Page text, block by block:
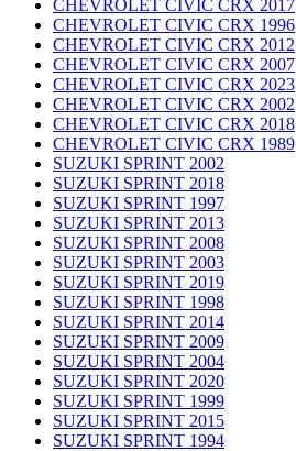
CHEVROLET CIVIC CRX 2017
CHEVROLET CIVIC CRX 1996
CHEVROLET CIVIC CRX 2012
CHEVROLET CIVIC CRX 2007
CHEVROLET CIVIC CRX 2023
CHEVROLET CIVIC CRX 2002
CHEVROLET CIVIC CRX 2018
CHEVROLET CIVIC CRX 1989
SUZUKI SPRINT 2002
SUZUKI SPRINT 2018
SUZUKI SPRINT 1997
SUZUKI SPRINT 2013
SUZUKI SPRINT 2008
SUZUKI SPRINT 2003
SUZUKI SPRINT 2019
SUZUKI SPRINT 1998
SUZUKI SPRINT 2014
SUZUKI SPRINT 2009
SUZUKI SPRINT 2004
SUZUKI SPRINT 2020
SUZUKI SPRINT 1999
SUZUKI SPRINT 2015
SUZUKI SPRINT 1994